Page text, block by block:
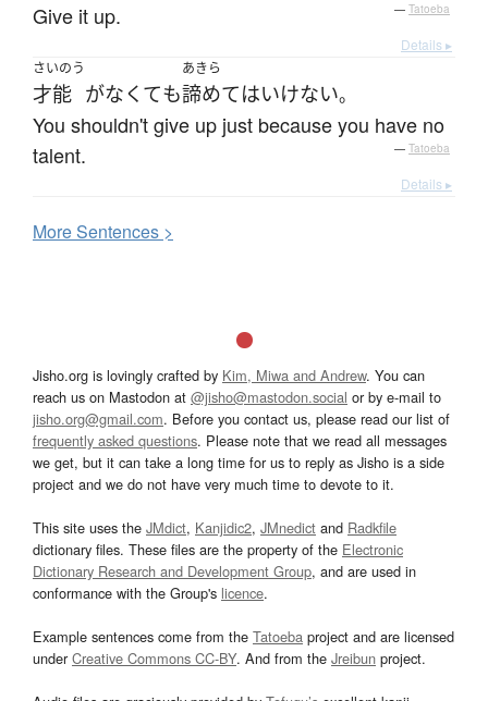
Give it up. — Tatoeba
Details ▸
さいのう
才能 がなくても
あきら
諦めてはいけない。
You shouldn't give up just because you have no
talent.
— Tatoeba
Details ▸
MoreSentences >
Jisho.org is lovingly crafted by Kim, Miwa and Andrew. You can
reach us on Mastodon at @jisho@mastodon.social or by e-mail to
jisho.org@gmail.com. Before you contact us, please read our list of
frequently asked questions. Please note that we read all messages
we get, but it can take a long time for us to reply as Jisho is a side
project and we do not have very much time to devote to it.
This site uses the JMdict, Kanjidic2, JMnedict and Radkfile
dictionary files. These files are the property of the Electronic
Dictionary Research and Development Group, and are used in
conformance with the Group's licence.
Example sentences come from the Tatoeba project and are licensed
underCreative Commons CC-BY. And from the Jreibun project.